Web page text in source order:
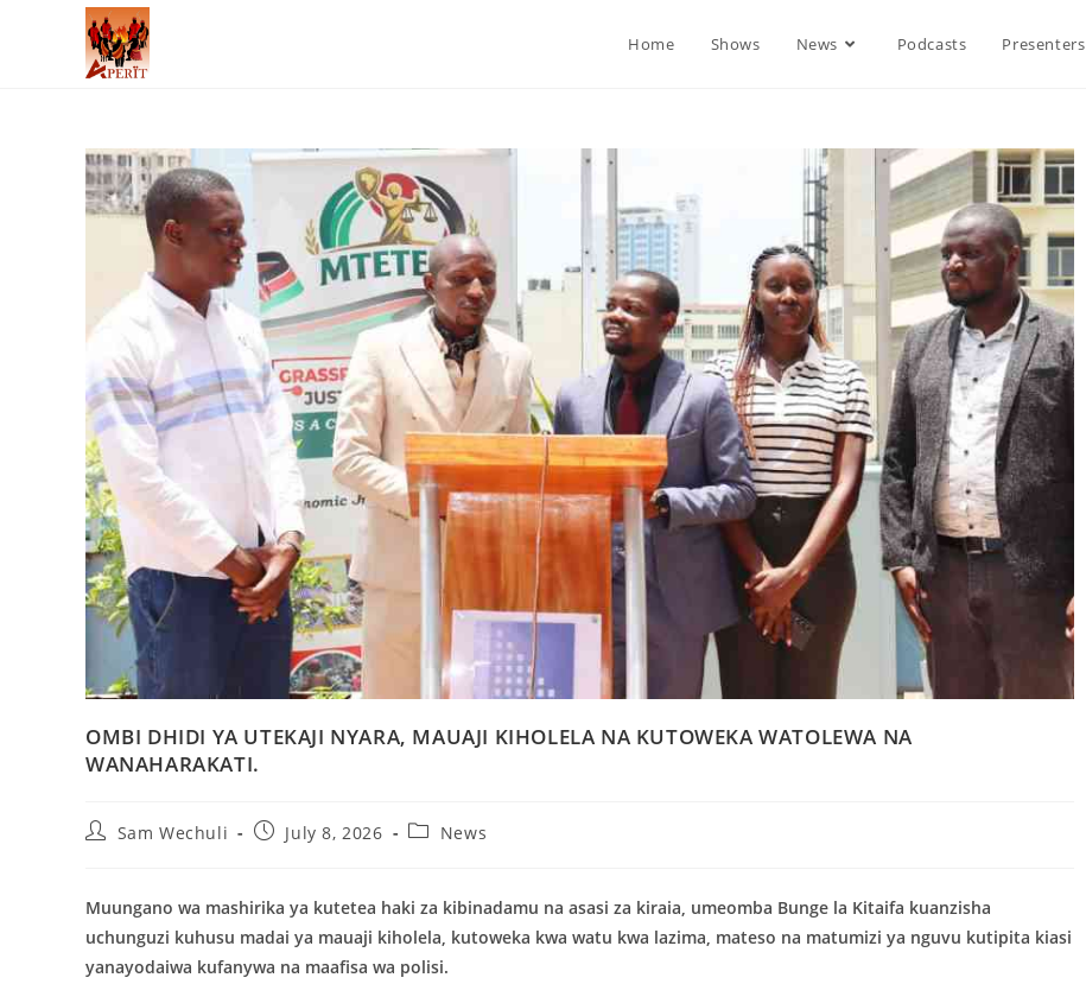
Home Shows News Podcasts Presenters
OMBI DHIDI YA UTEKAJI NYARA, MAUAJI KIHOLELA NA KUTOWEKA WATOLEWA NA
WANAHARAKATI.
Sam Wechuli July 8, 2026 News
Muungano wa mashirika ya kutetea haki za kibinadamu na asasi za kiraia, umeomba Bunge la Kitaifa kuanzisha
uchunguzi kuhusu madai ya mauaji kiholela, kutoweka kwa watu kwa lazima, mateso na matumizi ya nguvu kutipita kiasi
yanayodaiwa kufanywa na maafisa wa polisi.